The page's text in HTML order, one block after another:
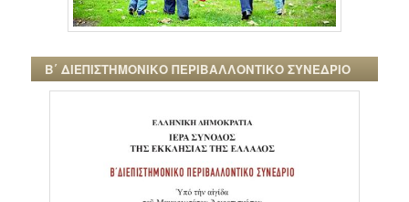
Β΄ ΔΙΕΠΙΣΤΗΜΟΝΙΚΟ ΠΕΡΙΒΑΛΛΟΝΤΙΚΟ ΣΥΝΕΔΡΙΟ